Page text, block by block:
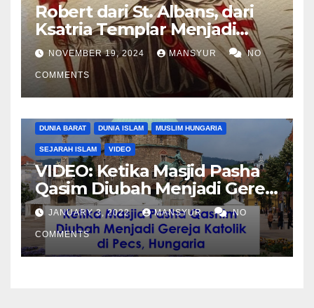
Robert dari St. Albans, dari
Ksatria Templar Menjadi
Komandan Pasukan
Shalahuddin Merebut
Kembali Yerusalem
NOVEMBER 19, 2024 MANSYUR NO
COMMENTS
DUNIA BARAT DUNIA ISLAM MUSLIM HUNGARIA
SEJARAH ISLAM VIDEO
VIDEO: Ketika Masjid Pasha
Qasim Diubah Menjadi Gereja
Katolik di Pecs, Hungaria
JANUARY 3, 2022 MANSYUR NO
COMMENTS